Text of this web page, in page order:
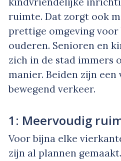
ruimte. Dat zorgt ook
prettige omgeving voor
ouderen. Senioren en
zich in de stad immers
manier. Beiden zijn
bewegend verkeer.
1: Meervoudig
Voor bijna elke
zijn al plannen